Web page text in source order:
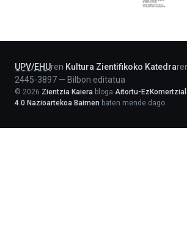
Jaurlaritza
UPV/EHUren Kultura Zientifikoko Katedra
2445-3897 — Bilbon editatua
© 2026 Zientzia Kaiera bloga Aitortu-
4.0 Nazioartekoa Baimen baten mende dago